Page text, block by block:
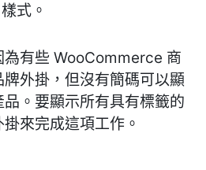
式。
為有些 WooCommerce 商
外掛，但沒有簡碼可以顯
。要顯示所有具有標籤的
來完成這項工作。